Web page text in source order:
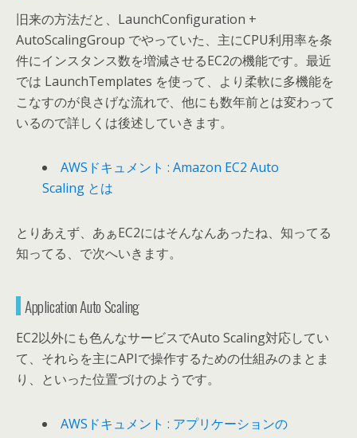
旧来の方法だと、LaunchConfiguration +
AutoScalingGroup でやっていた、主にCPU利用率を条
件にインスタンス数を増減させるEC2の機能です。最近
では LaunchTemplates を使って、より柔軟に多機能を
こなすのが良さげな流れで、他にも数年前とは変わって
いるので詳しくは後述していきます。
AWSドキュメント : Amazon EC2 Auto
Scaling とは
とりあえず、あぁEC2にはそんなんあったね、知ってる
知ってる、で次へいきます。
Application Auto Scaling
EC2以外にも色んなサービスでAuto Scaling対応してい
て、それらを主にAPIで操作するための仕組みのまとま
り、といった位置づけのようです。
AWSドキュメント : アプリケーションの